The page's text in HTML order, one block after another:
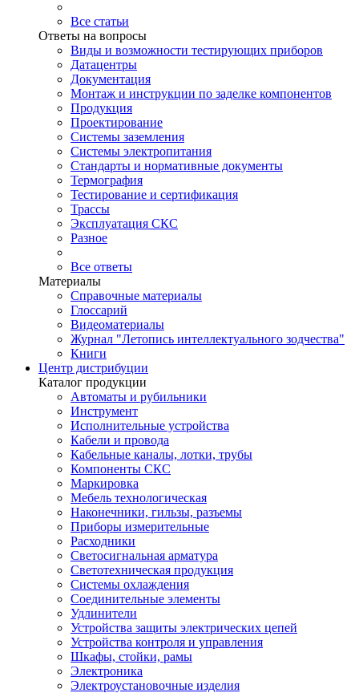
Все статьи
Ответы на вопросы
Виды и возможности тестирующих приборов
Датацентры
Документация
Монтаж и инструкции по заделке компонентов
Продукция
Проектирование
Системы заземления
Системы электропитания
Стандарты и нормативные документы
Термография
Тестирование и сертификация
Трассы
Эксплуатация СКС
Разное
Все ответы
Материалы
Справочные материалы
Глоссарий
Видеоматериалы
Журнал "Летопись интеллектуального зодчества"
Книги
Центр дистрибуции
Каталог продукции
Автоматы и рубильники
Инструмент
Исполнительные устройства
Кабели и провода
Кабельные каналы, лотки, трубы
Компоненты СКС
Маркировка
Мебель технологическая
Наконечники, гильзы, разъемы
Приборы измерительные
Расходники
Светосигнальная арматура
Светотехническая продукция
Системы охлаждения
Соединительные элементы
Удлинители
Устройства защиты электрических цепей
Устройства контроля и управления
Шкафы, стойки, рамы
Электроника
Электроустановочные изделия